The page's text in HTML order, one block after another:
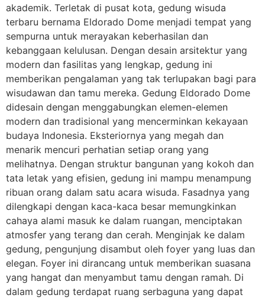
akademik. Terletak di pusat kota, gedung wisuda
terbaru bernama Eldorado Dome menjadi tempat yang
sempurna untuk merayakan keberhasilan dan
kebanggaan kelulusan. Dengan desain arsitektur yang
modern dan fasilitas yang lengkap, gedung ini
memberikan pengalaman yang tak terlupakan bagi para
wisudawan dan tamu mereka. Gedung Eldorado Dome
didesain dengan menggabungkan elemen-elemen
modern dan tradisional yang mencerminkan kekayaan
budaya Indonesia. Eksteriornya yang megah dan
menarik mencuri perhatian setiap orang yang
melihatnya. Dengan struktur bangunan yang kokoh dan
tata letak yang efisien, gedung ini mampu menampung
ribuan orang dalam satu acara wisuda. Fasadnya yang
dilengkapi dengan kaca-kaca besar memungkinkan
cahaya alami masuk ke dalam ruangan, menciptakan
atmosfer yang terang dan cerah. Menginjak ke dalam
gedung, pengunjung disambut oleh foyer yang luas dan
elegan. Foyer ini dirancang untuk memberikan suasana
yang hangat dan menyambut tamu dengan ramah. Di
dalam gedung terdapat ruang serbaguna yang dapat